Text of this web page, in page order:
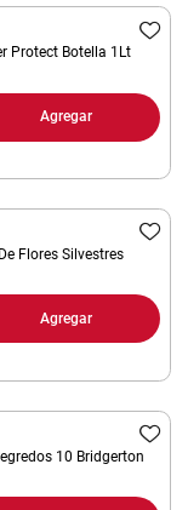
Protect Botella 1Lt
Agregar
Flores Silvestres
Agregar
10 Bridgerton